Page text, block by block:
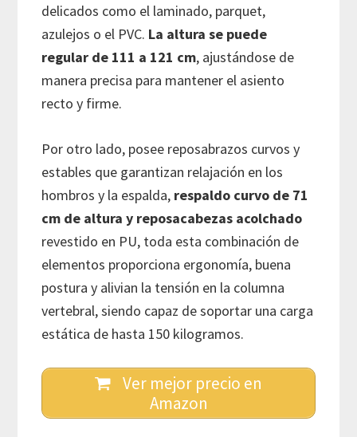
delicados como el laminado, parquet,
azulejos o el PVC. La altura se puede
regular de 111 a 121 cm, ajustándose de
manera precisa para mantener el asiento
recto y firme.
Por otro lado, posee reposabrazos curvos y
estables que garantizan relajación en los
hombros y la espalda, respaldo curvo de 71
cm de altura y reposacabezas acolchado
revestido en PU, toda esta combinación de
elementos proporciona ergonomía, buena
postura y alivian la tensión en la columna
vertebral, siendo capaz de soportar una carga
estática de hasta 150 kilogramos.
Ver mejor precio en
Amazon